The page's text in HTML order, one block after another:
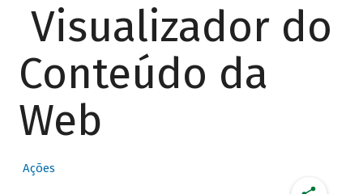
Visualizador do
Conteúdo da
Web
Ações